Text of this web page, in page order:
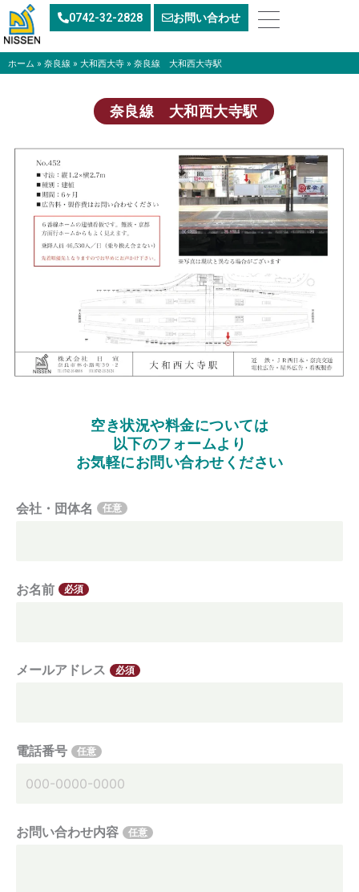
内
容
を
ス
0742-32-2828 お問い合わせ
ホーム » 奈良線 » 大和西大寺 » 奈良線 大和西大寺駅
奈良線 大和西大寺駅
空き状況や料金については
以下のフォームより
お気軽にお問い合わせください
会社・団体名 任意
お名前 必須
メールアドレス 必須
電話番号 任意
お問い合わせ内容 任意